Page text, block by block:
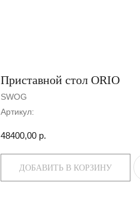
Приставной стол ORIO
SWOG
Артикул:
48400,00 р.
ДОБАВИТЬ В КОРЗИНУ